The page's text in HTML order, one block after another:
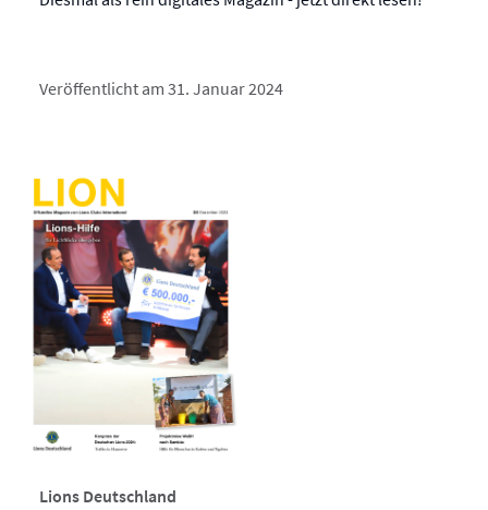
Veröffentlicht am 31. Januar 2024
Lions Deutschland